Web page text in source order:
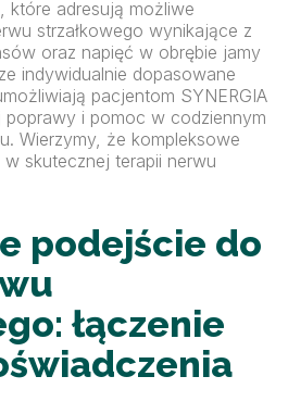
, które adresują możliwe
strzałkowego wynikające z
oraz napięć w obrębie jamy
indywidualnie dopasowane
pacjentom SYNERGIA
poprawy i pomoc w codziennym
Wierzymy, że kompleksowe
skutecznej terapii nerwu
podejście do
łączenie